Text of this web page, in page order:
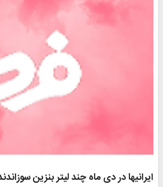
ایرانی‎ها در دی ماه چند لیتر بنزین سوزاندند؟